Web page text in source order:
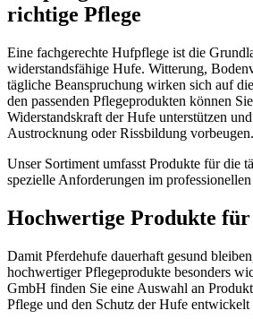
richtige Pflege
Eine fachgerechte Hufpflege ist die
widerstandsfähige Hufe. Witterung,
tägliche Beanspruchung wirken sich auf
den passenden Pflegeprodukten können
Widerstandskraft der Hufe unterstützen
Austrocknung oder Rissbildung vorbeugen.
Unser Sortiment umfasst Produkte für die
spezielle Anforderungen im
Hochwertige Produkte
Damit Pferdehufe dauerhaft gesund
hochwertiger Pflegeprodukte besonders
GmbH finden Sie eine Auswahl an
Pflege und den Schutz der Hufe entwickelt